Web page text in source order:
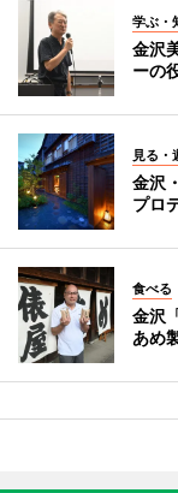
学ぶ・
金沢
ーの
見る・
金沢
プロ
食べる
金沢
あめ